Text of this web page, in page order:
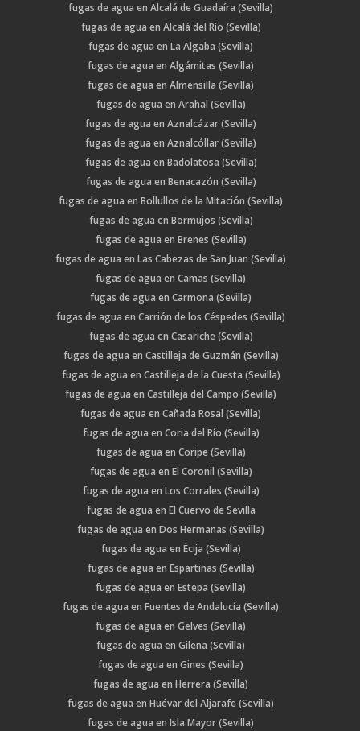
fugas de agua en Alcalá de Guadaíra (Sevilla)
fugas de agua en Alcalá del Río (Sevilla)
fugas de agua en La Algaba (Sevilla)
fugas de agua en Algámitas (Sevilla)
fugas de agua en Almensilla (Sevilla)
fugas de agua en Arahal (Sevilla)
fugas de agua en Aznalcázar (Sevilla)
fugas de agua en Aznalcóllar (Sevilla)
fugas de agua en Badolatosa (Sevilla)
fugas de agua en Benacazón (Sevilla)
fugas de agua en Bollullos de la Mitación (Sevilla)
fugas de agua en Bormujos (Sevilla)
fugas de agua en Brenes (Sevilla)
fugas de agua en Las Cabezas de San Juan (Sevilla)
fugas de agua en Camas (Sevilla)
fugas de agua en Carmona (Sevilla)
fugas de agua en Carrión de los Céspedes (Sevilla)
fugas de agua en Casariche (Sevilla)
fugas de agua en Castilleja de Guzmán (Sevilla)
fugas de agua en Castilleja de la Cuesta (Sevilla)
fugas de agua en Castilleja del Campo (Sevilla)
fugas de agua en Cañada Rosal (Sevilla)
fugas de agua en Coria del Río (Sevilla)
fugas de agua en Coripe (Sevilla)
fugas de agua en El Coronil (Sevilla)
fugas de agua en Los Corrales (Sevilla)
fugas de agua en El Cuervo de Sevilla
fugas de agua en Dos Hermanas (Sevilla)
fugas de agua en Écija (Sevilla)
fugas de agua en Espartinas (Sevilla)
fugas de agua en Estepa (Sevilla)
fugas de agua en Fuentes de Andalucía (Sevilla)
fugas de agua en Gelves (Sevilla)
fugas de agua en Gilena (Sevilla)
fugas de agua en Gines (Sevilla)
fugas de agua en Herrera (Sevilla)
fugas de agua en Huévar del Aljarafe (Sevilla)
fugas de agua en Isla Mayor (Sevilla)